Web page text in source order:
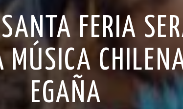
FERIA
MÚSICA
EGAÑA